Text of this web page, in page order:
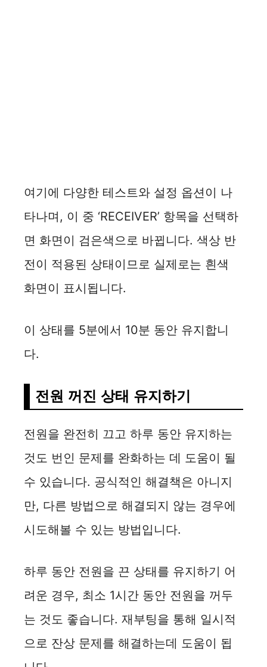
여기에 다양한 테스트와 설정 옵션이 나
타나며, 이 중 ‘RECEIVER’ 항목을 선택하
면 화면이 검은색으로 바뀝니다. 색상 반
전이 적용된 상태이므로 실제로는 흰색
화면이 표시됩니다.
이 상태를 5분에서 10분 동안 유지합니
다.
전원 꺼진 상태 유지하기
전원을 완전히 끄고 하루 동안 유지하는
것도 번인 문제를 완화하는 데 도움이 될
수 있습니다. 공식적인 해결책은 아니지
만, 다른 방법으로 해결되지 않는 경우에
시도해볼 수 있는 방법입니다.
하루 동안 전원을 끈 상태를 유지하기 어
려운 경우, 최소 1시간 동안 전원을 꺼두
는 것도 좋습니다. 재부팅을 통해 일시적
으로 잔상 문제를 해결하는데 도움이 됩